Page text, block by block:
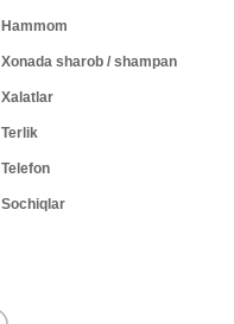
Hammom
Xonada sharob / shampan
Xalatlar
Terlik
Telefon
Sochiqlar